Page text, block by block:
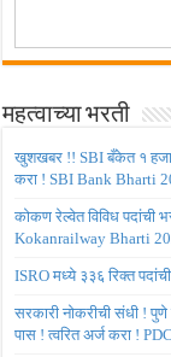
महत्वाच्या भरती
खुशखबर !! SBI बँकेत १ हजार
करा ! SBI Bank Bharti
कोकण रेल्वेत विविध पदांची
Kokanrailway Bharti
ISRO मध्ये ३३६ रिक्त
सरकारी नोकरीची संधी ! पुणे
पास ! त्वरित अर्ज करा !